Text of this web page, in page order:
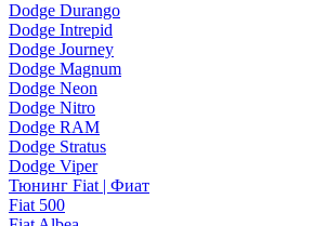
Dodge Durango
Dodge Intrepid
Dodge Journey
Dodge Magnum
Dodge Neon
Dodge Nitro
Dodge RAM
Dodge Stratus
Dodge Viper
Тюнинг Fiat | Фиат
Fiat 500